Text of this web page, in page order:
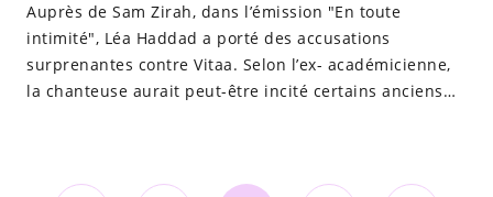
Auprès de Sam Zirah, dans l’émission "En toute
intimité", Léa Haddad a porté des accusations
surprenantes contre Vitaa. Selon l’ex- académicienne,
la chanteuse aurait peut-être incité certains anciens